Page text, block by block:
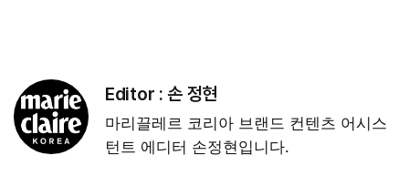
Editor : 손 정현
마리끌레르 코리아 브랜드 컨텐츠 어시스
턴트 에디터 손정현입니다.